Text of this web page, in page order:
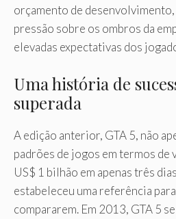
orçamento de desenvolvimento,
pressão sobre os ombros da
elevadas expectativas dos
Uma história de
superada
A edição anterior, GTA 5, não
padrões de jogos em termos de
US$ 1 bilhão em apenas três
estabeleceu uma referência
compararem. Em 2013, GTA 5